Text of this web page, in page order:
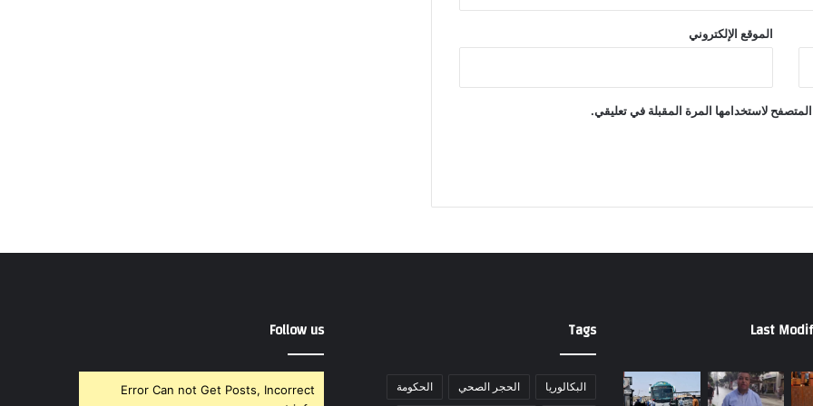
الموقع الإلكتروني
لاستخدامها المرة المقبلة في تعليقي.
Last
Tags
البكالوريا الحجر الصحي الحكومة
Follow us
Error Can not Get Posts, Incorrect